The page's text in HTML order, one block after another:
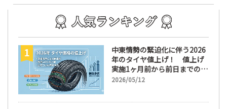
中東情勢の緊迫化に伴う2026
年のタイヤ値上げ！ 値上げ
実施1ヶ月前から前日までの期
間が販売において極めて重要
2026/05/12